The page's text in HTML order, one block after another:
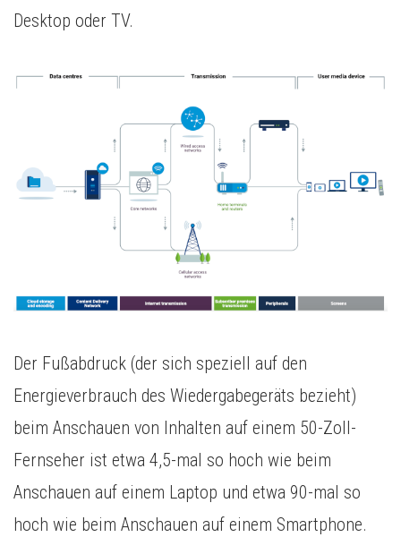
Desktop oder TV.
Der Fußabdruck (der sich speziell auf den
Energieverbrauch des Wiedergabegeräts bezieht)
beim Anschauen von Inhalten auf einem 50-Zoll-
Fernseher ist etwa 4,5-mal so hoch wie beim
Anschauen auf einem Laptop und etwa 90-mal so
hoch wie beim Anschauen auf einem Smartphone.